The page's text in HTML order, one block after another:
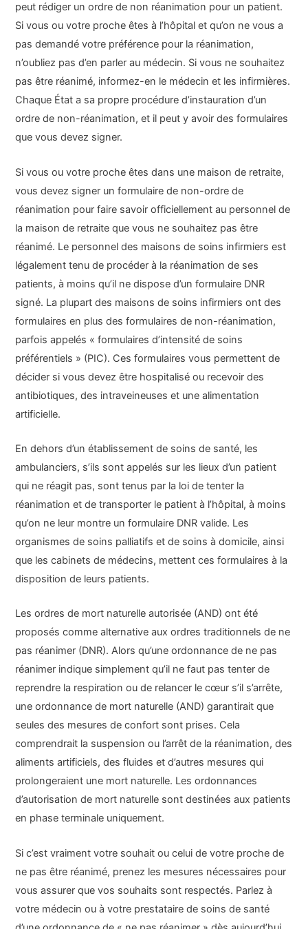
peut rédiger un ordre de non réanimation pour un patient.
Si vous ou votre proche êtes à l’hôpital et qu’on ne vous a
pas demandé votre préférence pour la réanimation,
n’oubliez pas d’en parler au médecin. Si vous ne souhaitez
pas être réanimé, informez-en le médecin et les infirmières.
Chaque État a sa propre procédure d’instauration d’un
ordre de non-réanimation, et il peut y avoir des formulaires
que vous devez signer.
Si vous ou votre proche êtes dans une maison de retraite,
vous devez signer un formulaire de non-ordre de
réanimation pour faire savoir officiellement au personnel de
la maison de retraite que vous ne souhaitez pas être
réanimé. Le personnel des maisons de soins infirmiers est
légalement tenu de procéder à la réanimation de ses
patients, à moins qu’il ne dispose d’un formulaire DNR
signé. La plupart des maisons de soins infirmiers ont des
formulaires en plus des formulaires de non-réanimation,
parfois appelés « formulaires d’intensité de soins
préférentiels » (PIC). Ces formulaires vous permettent de
décider si vous devez être hospitalisé ou recevoir des
antibiotiques, des intraveineuses et une alimentation
artificielle.
En dehors d’un établissement de soins de santé, les
ambulanciers, s’ils sont appelés sur les lieux d’un patient
qui ne réagit pas, sont tenus par la loi de tenter la
réanimation et de transporter le patient à l’hôpital, à moins
qu’on ne leur montre un formulaire DNR valide. Les
organismes de soins palliatifs et de soins à domicile, ainsi
que les cabinets de médecins, mettent ces formulaires à la
disposition de leurs patients.
Les ordres de mort naturelle autorisée (AND) ont été
proposés comme alternative aux ordres traditionnels de ne
pas réanimer (DNR). Alors qu’une ordonnance de ne pas
réanimer indique simplement qu’il ne faut pas tenter de
reprendre la respiration ou de relancer le cœur s’il s’arrête,
une ordonnance de mort naturelle (AND) garantirait que
seules des mesures de confort sont prises. Cela
comprendrait la suspension ou l’arrêt de la réanimation, des
aliments artificiels, des fluides et d’autres mesures qui
prolongeraient une mort naturelle. Les ordonnances
d’autorisation de mort naturelle sont destinées aux patients
en phase terminale uniquement.
Si c’est vraiment votre souhait ou celui de votre proche de
ne pas être réanimé, prenez les mesures nécessaires pour
vous assurer que vos souhaits sont respectés. Parlez à
votre médecin ou à votre prestataire de soins de santé